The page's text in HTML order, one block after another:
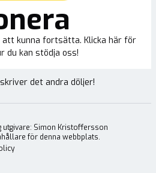
kunna fortsätta. Klicka här för
du kan stödja oss!
det andra döljer!
utgivare: Simon Kristoffersson
för denna webbplats.